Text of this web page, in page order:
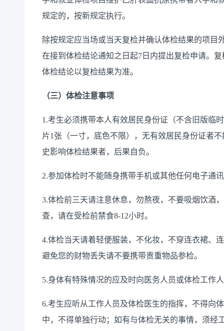
规定的，按新规定执行。
除按规定应当场或当天复检并确认体检结果的项
在接到体检结论通知之日起7日内提出复检申请。
体检结论以复检结果为准。
（三）体检注意事项
1.考生必须携带本人有效居民身份证（不含旧版临
片1张（一寸，底色不限），无有效居民身份证者
史影响体检结果者，后果自负。
2.参加体检时不能随身携带手机或其他任何电子通
3.体检前三天请注意休息，勿熬夜，不要吸烟饮酒
查，请在受检前禁食8-12小时。
4.体检当天请着轻便服装，不化妆，不穿连衣裙、
避免您的财物丢失请不要携带贵重物品参检。
5.身体有特殊情况的应及时向医务人员或体检工作
6.考生应听从工作人员及体检医生的指挥，不得向
中，不得单独行动；如有与体检无关的事情，须经